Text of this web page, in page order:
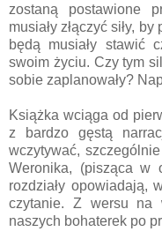
zostaną postawione
musiały złączyć siły,
będą musiały stawić
swoim życiu. Czy tym
sobie zaplanowały?
Książka wciąga od
z bardzo gęstą
wczytywać,
Weronika, (pisząca w
rozdziały opowiadają,
czytanie. Z wersu na
naszych bohaterek po